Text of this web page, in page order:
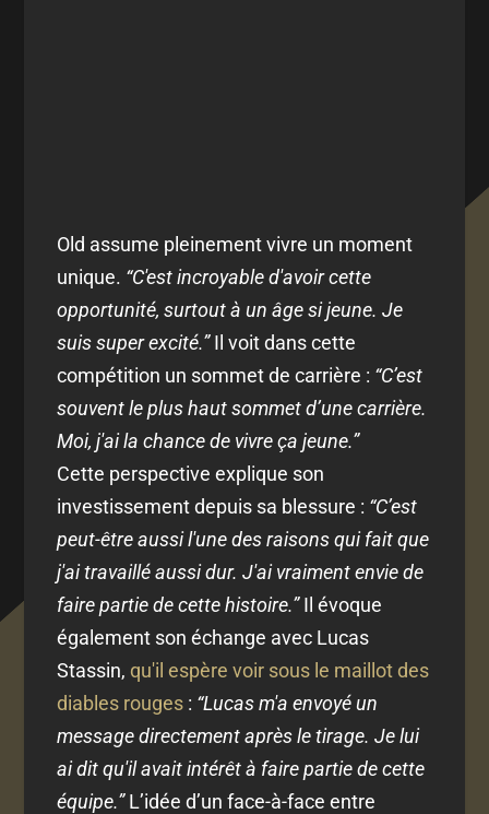
Old assume pleinement vivre un moment
unique. “C'est incroyable d'avoir cette
opportunité, surtout à un âge si jeune. Je
suis super excité.”Il voit dans cette
compétition un sommet de carrière : “C’est
souvent le plus haut sommet d’une carrière.
Moi, j'ai la chance de vivre ça jeune.”
Cette perspective explique son
investissement depuis sa blessure : “C’est
peut-être aussi l'une des raisons qui fait que
j'ai travaillé aussi dur. J'ai vraiment envie de
faire partie de cette histoire.”Il évoque
également son échange avec Lucas
Stassin, qu'il espère voir sous le maillot des
diables rouges : “Lucas m'a envoyé un
message directement après le tirage. Je lui
ai dit qu'il avait intérêt à faire partie de cette
équipe.”L’idée d’un face-à-face entre